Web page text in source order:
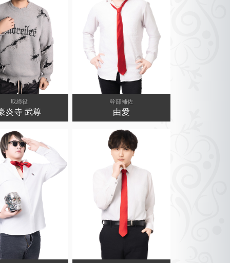
取締役
炎寺 武尊
幹部補佐
由愛